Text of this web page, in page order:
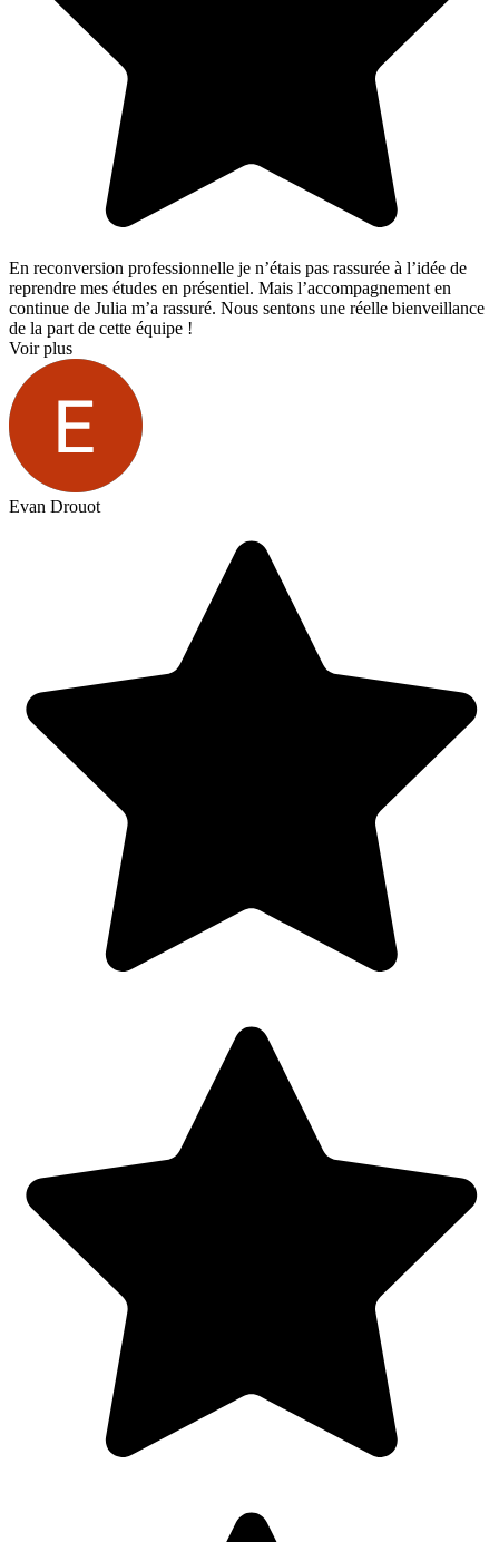
En reconversion professionnelle je n’étais pas rassurée à l’idée de
reprendre mes études en présentiel. Mais l’accompagnement en
continue de Julia m’a rassuré. Nous sentons une réelle bienveillance
de la part de cette équipe !
Voir plus
Evan Drouot